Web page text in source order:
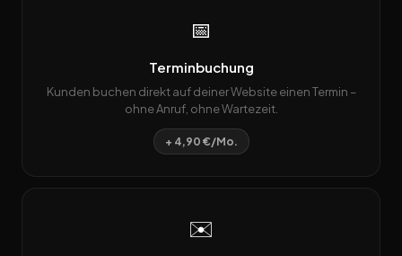
📅
Terminbuchung
Kunden buchen direkt auf deiner Website einen Termin –
ohne Anruf, ohne Wartezeit.
+ 4,90 €/Mo.
✉️